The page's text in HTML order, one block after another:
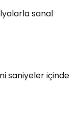
sanal
saniyeler içinde